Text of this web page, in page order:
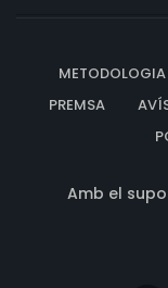
METODOLOGIA
PREMSA
Amb el